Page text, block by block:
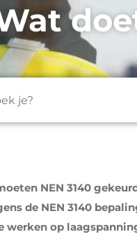
NEN 3140
de NEN 3140
werken op